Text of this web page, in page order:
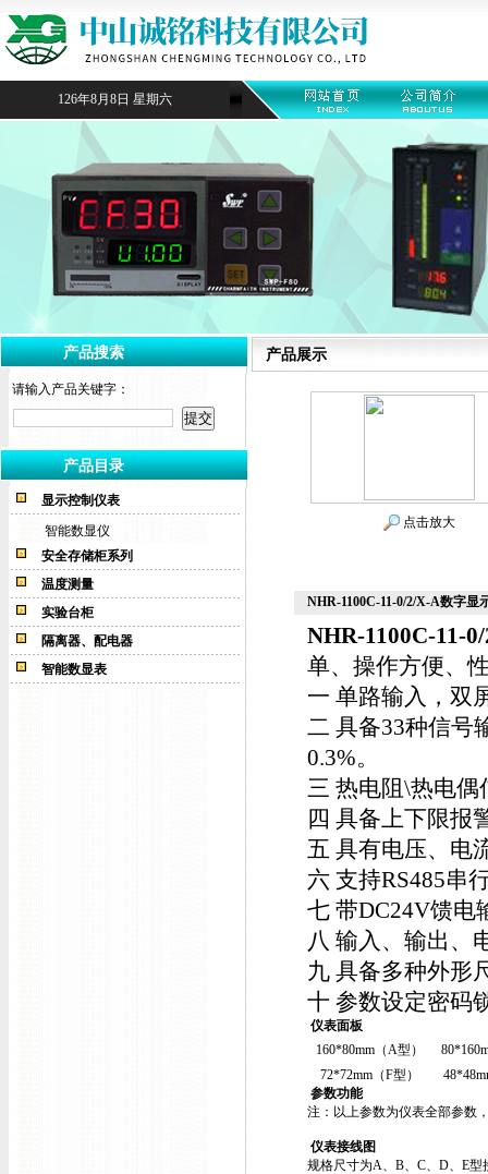
126年8月8日 星期六
产品搜索
请输入产品关键字：
产品目录
显示控制仪表
智能数显仪
安全存储柜系列
温度测量
实验台柜
隔离器、配电器
智能数显表
产品展示
点击放大
NHR-1100C-11-0/2/X-A数字显
NHR-1100C-11-
单、操作方便、
一 单路输入，双
二 具备33种信号
0.3%。
三 热电阻\热电
四 具备上下限报
五 具有电压、电
六 支持RS485串
七 带DC24V馈电
八 输入、输出、
九 具备多种外形
十 参数设定密码
仪表面板
160*80mm（A型）
72*72mm（F型）
参数功能
注：以上参数为仪表全部参数
仪表接线图
规格尺寸为A、B、C、D、E型